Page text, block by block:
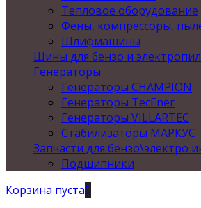
Тепловое оборудование
Фены, компрессоры,
Шлифмашины
Шины для бензо и электропил
Генераторы
Генераторы CHAMPION
Генераторы TecEner
Генераторы VILLARTEC
Стабилизаторы МАРКУС
Запчасти для бензо\электро
Подшипники
Корзина пуста0